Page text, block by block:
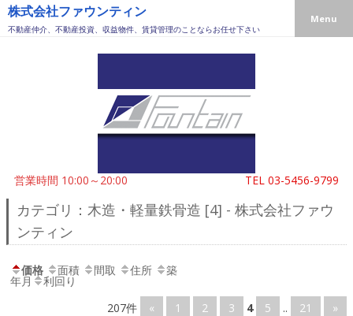
株式会社ファウンティン
不動産仲介、不動産投資、収益物件、賃貸管理のことならお任せ下さい
営業時間 10:00～20:00 TEL 03-5456-9799
Menu
カテゴリ：木造・軽量鉄骨造 [4] - 株式会社ファウ
ンティン
価格 面積 間取 住所 築
年月
利回り
207件
« 1 2 3 4 5 .. 21 »